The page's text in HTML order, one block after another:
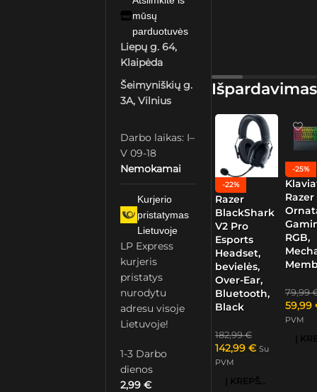
mūsų
parduotuvės
Liepų g. 64,
Klaipėda
Šeimyniškių g.
3A, Vilnius
Darbo laikas: I–
V 09-18
Nemokamai
Kurjerio
pristatymas
Lietuvoje
LP Express
kurjeris
pristatys
nurodytu
adresu visoje
Lietuvoje!
1-3 Darbo
dienos
2,99€
Išpardavimas
-22%
Razer
BlackShark
V2 Pro
Esports
Headset,
bevielės,
Over-Ear,
Bluetooth,
Black
182,99€
142,99 € Su
PVM
Į KREPŠELĮ
-25%
Razer
RGB,
79,99
59,99
PVM